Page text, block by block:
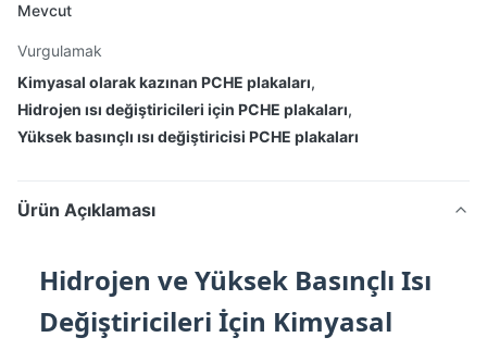
Mevcut
Vurgulamak
Kimyasal olarak kazınan PCHE plakaları,
Hidrojen ısı değiştiricileri için PCHE plakaları,
Yüksek basınçlı ısı değiştiricisi PCHE plakaları
Ürün Açıklaması
Hidrojen ve Yüksek Basınçlı Isı
Değiştiricileri İçin Kimyasal